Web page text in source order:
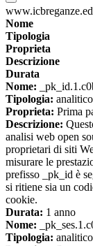
Nome
Tipologia
Proprieta
Descrizione
Durata
Nome:
Tipologia: analitico
Proprieta: Prima
Descrizione:
analisi web open
proprietari di siti
misurare le
prefisso _pk_id è
si ritiene sia un
cookie.
Durata: 1 anno
Nome:
Tipologia: analitico